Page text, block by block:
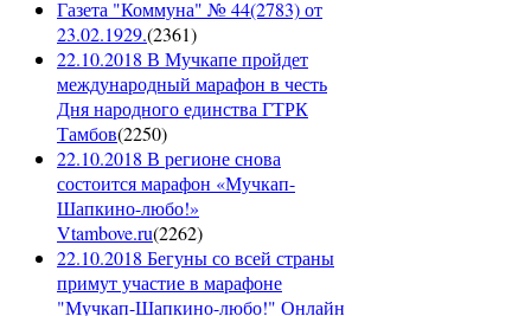
Газета "Коммуна" № 44(2783) от
23.02.1929.(2361)
22.10.2018 В Мучкапе пройдет
международный марафон в честь
Дня народного единства ГТРК
Тамбов(2250)
22.10.2018 В регионе снова
состоится марафон «Мучкап-
Шапкино-любо!»
Vtambove.ru(2262)
22.10.2018 Бегуны со всей страны
примут участие в марафоне
"Мучкап-Шапкино-любо!" Онлайн